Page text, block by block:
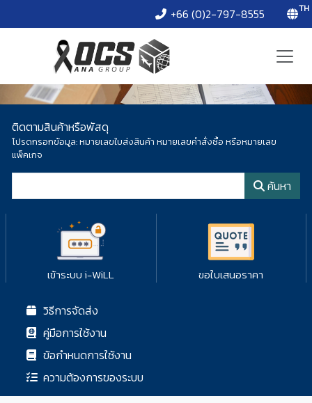
+66 (0)2-797-8555 TH
ติดตามสินค้าหรือพัสดุ
โปรดกรอกข้อมูล: หมายเลขใบส่งสินค้า หมายเลขคำสั่งซื้อ หรือหมายเลข
แพ็คเกจ
ค้นหา
เข้าระบบ i-WiLL ขอใบเสนอราคา
วิธีการจัดส่ง
คู่มือการใช้งาน
ข้อกำหนดการใช้งาน
ความต้องการของระบบ